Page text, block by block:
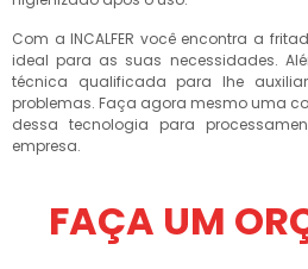
Com a INCALFER você encontra a
ideal para as suas necessidades.
técnica qualificada para lhe
problemas. Faça agora mesmo uma
dessa tecnologia para
empresa.
FAÇA UM